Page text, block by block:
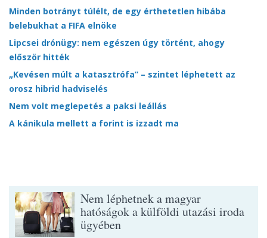
Minden botrányt túlélt, de egy érthetetlen hibába
belebukhat a FIFA elnöke
Lipcsei drónügy: nem egészen úgy történt, ahogy
először hitték
„Kevésen múlt a katasztrófa” – szintet léphetett az
orosz hibrid hadviselés
Nem volt meglepetés a paksi leállás
A kánikula mellett a forint is izzadt ma
Nem léphetnek a magyar
hatóságok a külföldi utazási iroda
ügyében